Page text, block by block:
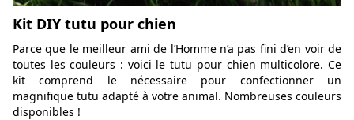
Kit DIY tutu pour chien
Parce que le meilleur ami de l’Homme n’a pas fini d’en voir de
toutes les couleurs : voici le tutu pour chien multicolore. Ce
kit comprend le nécessaire pour confectionner un
magnifique tutu adapté à votre animal. Nombreuses couleurs
disponibles !